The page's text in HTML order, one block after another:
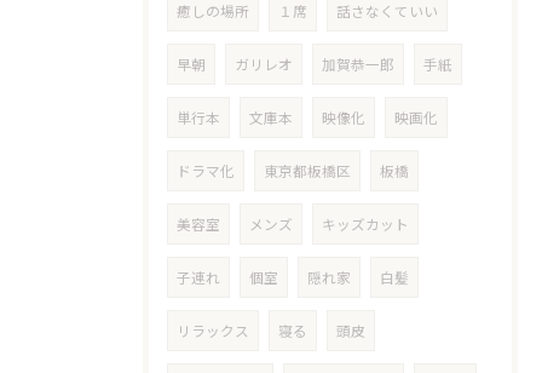
癒しの場所 １席 話さなくていい
早朝 ガリレオ 加賀恭一郎 手紙
単行本 文庫本 映像化 映画化
ドラマ化 東京都板橋区 板橋
美容室 メンズ キッズカット
子連れ 個室 隠れ家 白髪
リラックス 寝る 頭皮